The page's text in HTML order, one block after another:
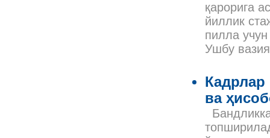
қарорига
йиллик
пилла
Ушбу
Кадрлар
ва